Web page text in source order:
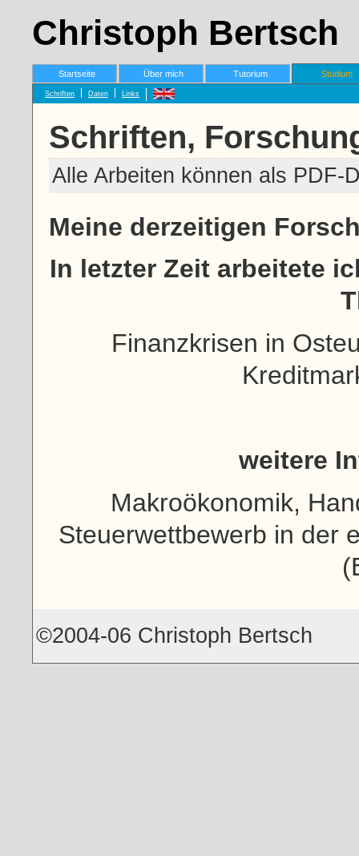
Christoph Bertsch
Startseite Über mich Tutorium Studium
Schriften Daten Links
Schriften,
Alle Arbeiten können als PDF-
Meine derzeitigen
In letzter Zeit arbeitete
Finanzkrisen in
weitere
Makroökonomik,
Steuerwettbewerb in der
©2004-06 Christoph Bertsch